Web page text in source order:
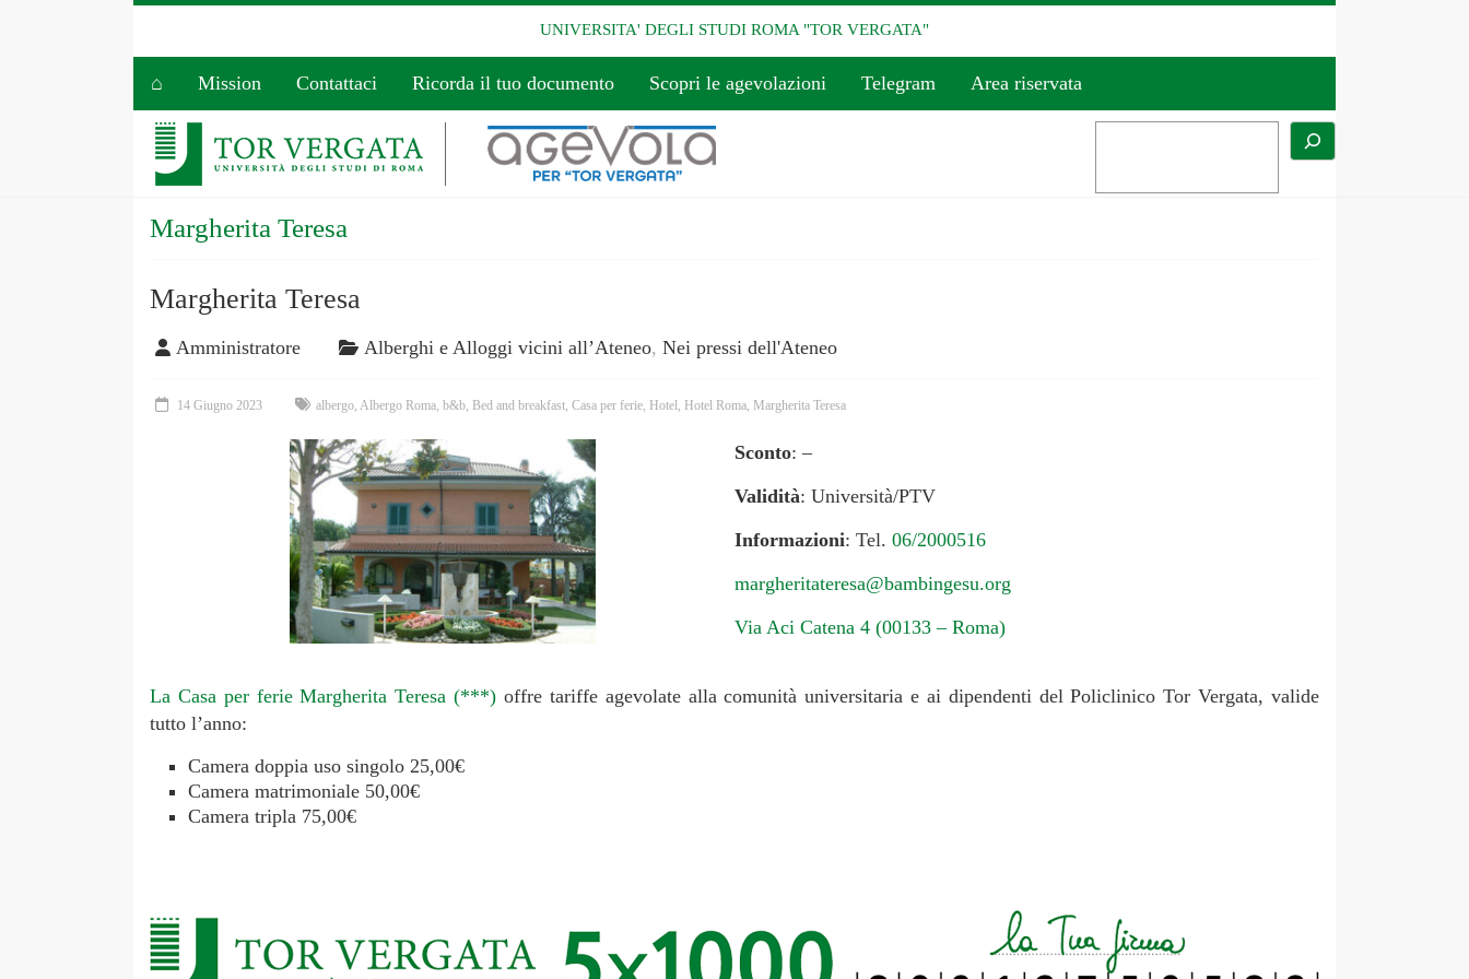
UNIVERSITA' DEGLI STUDI ROMA "TOR VERGATA"
⌂ Mission Contattaci Ricorda il tuo documento Scopri le agevolazioni Telegram Area riservata
Margherita Teresa
Margherita Teresa
Amministratore Alberghi e Alloggi vicini all’Ateneo, Nei pressi dell'Ateneo
14 Giugno 2023 albergo, Albergo Roma, b&b, Bed and breakfast, Casa per ferie, Hotel, Hotel Roma, Margherita Teresa
Sconto: –
Validità: Università/PTV
Informazioni: Tel. 06/2000516
margheritateresa@bambingesu.org
Via Aci Catena 4 (00133 – Roma)
La Casa per ferie Margherita Teresa (***) offre tariffe agevolate alla comunità universitaria e ai dipendenti del Policlinico Tor Vergata, valide
tutto l’anno:
Camera doppia uso singolo 25,00€
Camera matrimoniale 50,00€
Camera tripla 75,00€